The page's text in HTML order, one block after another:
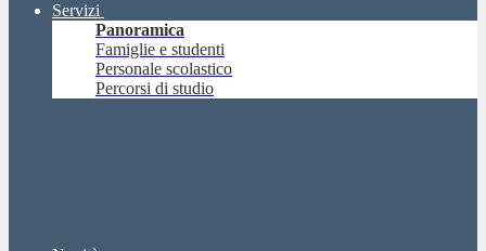
Servizi
Panoramica
Famiglie e studenti
Personale scolastico
Percorsi di studio